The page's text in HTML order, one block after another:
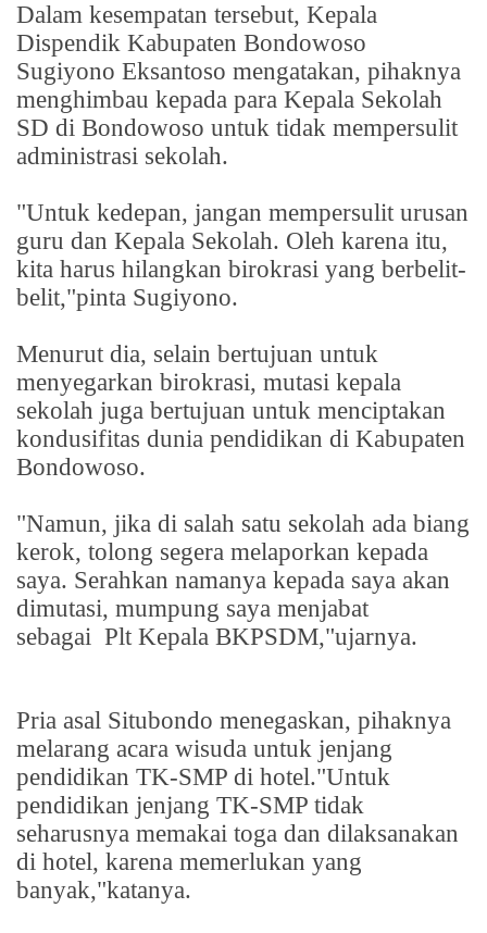
Dalam kesempatan tersebut, Kepala
Dispendik Kabupaten Bondowoso
Sugiyono Eksantoso mengatakan, pihaknya
menghimbau kepada para Kepala Sekolah
SD di Bondowoso untuk tidak mempersulit
administrasi sekolah.
"Untuk kedepan, jangan mempersulit urusan
guru dan Kepala Sekolah. Oleh karena itu,
kita harus hilangkan birokrasi yang berbelit-
belit,"pinta Sugiyono.
Menurut dia, selain bertujuan untuk
menyegarkan birokrasi, mutasi kepala
sekolah juga bertujuan untuk menciptakan
kondusifitas dunia pendidikan di Kabupaten
Bondowoso.
"Namun, jika di salah satu sekolah ada biang
kerok, tolong segera melaporkan kepada
saya. Serahkan namanya kepada saya akan
dimutasi, mumpung saya menjabat
sebagai Plt Kepala BKPSDM,"ujarnya.
Pria asal Situbondo menegaskan, pihaknya
melarang acara wisuda untuk jenjang
pendidikan TK-SMP di hotel."Untuk
pendidikan jenjang TK-SMP tidak
seharusnya memakai toga dan dilaksanakan
di hotel, karena memerlukan yang
banyak,"katanya.